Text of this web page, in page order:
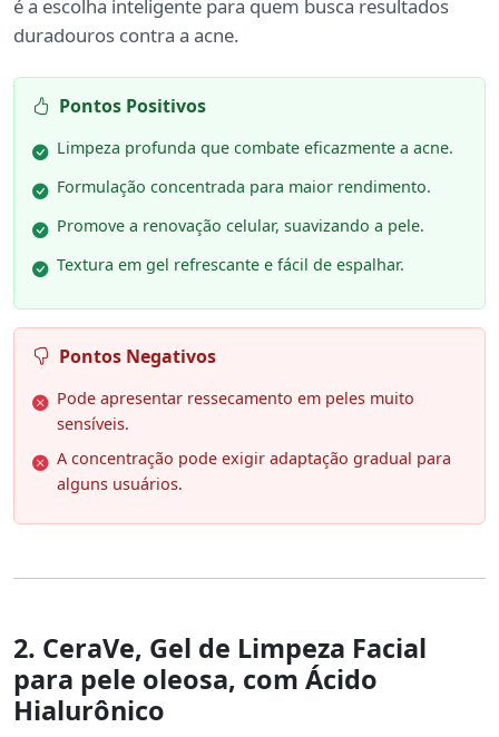
é a escolha inteligente para quem busca resultados
duradouros contra a acne.
Pontos Positivos
Limpeza profunda que combate eficazmente a acne.
Formulação concentrada para maior rendimento.
Promove a renovação celular, suavizando a pele.
Textura em gel refrescante e fácil de espalhar.
Pontos Negativos
Pode apresentar ressecamento em peles muito
sensíveis.
A concentração pode exigir adaptação gradual para
alguns usuários.
2. CeraVe, Gel de Limpeza Facial
para pele oleosa, com Ácido
Hialurônico